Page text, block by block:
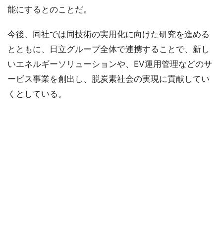
能にするとのことだ。
今後、同社では同技術の実用化に向けた研究を進める
とともに、日立グループ全体で連携することで、新し
いエネルギーソリューションや、EV運用管理などのサ
ービス事業を創出し、脱炭素社会の実現に貢献してい
くとしている。